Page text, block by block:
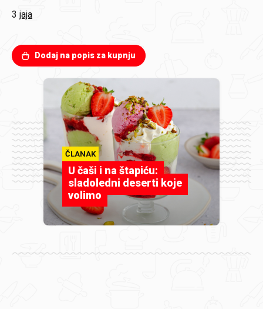
3 jaja
Dodaj na popis za kupnju
ČLANAK
U čaši i na štapiću:
sladoledni deserti koje
volimo